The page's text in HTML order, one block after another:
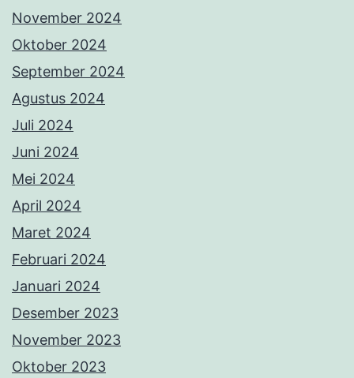
November 2024
Oktober 2024
September 2024
Agustus 2024
Juli 2024
Juni 2024
Mei 2024
April 2024
Maret 2024
Februari 2024
Januari 2024
Desember 2023
November 2023
Oktober 2023